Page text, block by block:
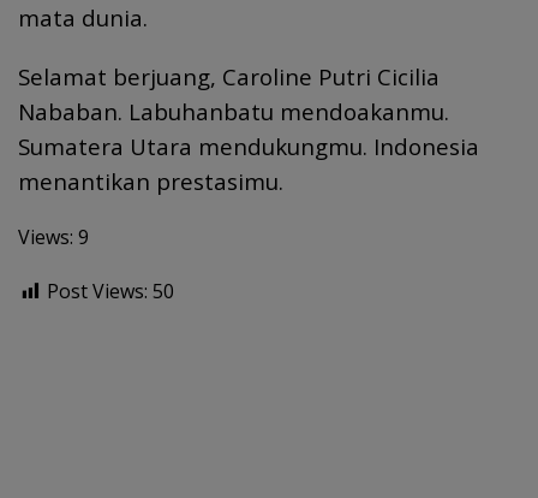
mata dunia.
Selamat berjuang, Caroline Putri Cicilia
Nababan. Labuhanbatu mendoakanmu.
Sumatera Utara mendukungmu. Indonesia
menantikan prestasimu.
Views: 9
Post Views: 50